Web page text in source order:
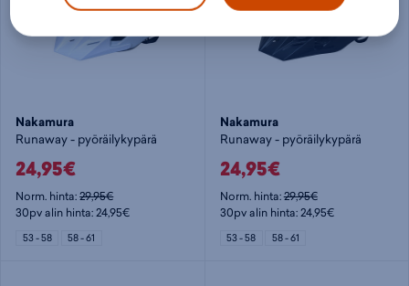
Nakamura
Runaway - pyöräilykypärä
24,95€
Norm. hinta:29,95€
30pv alin hinta: 24,95€
53 - 58 58 - 61
Nakamura
Runaway - pyöräilykypärä
24,95€
Norm. hinta:29,95€
30pv alin hinta: 24,95€
53 - 58 58 - 61